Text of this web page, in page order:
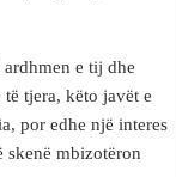
e tij dhe
tjera, këto javët e
por edhe një interes
skenë mbizotëron